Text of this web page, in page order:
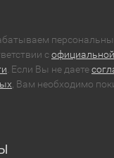
с
. Если Вы не даете
, Вам необходимо